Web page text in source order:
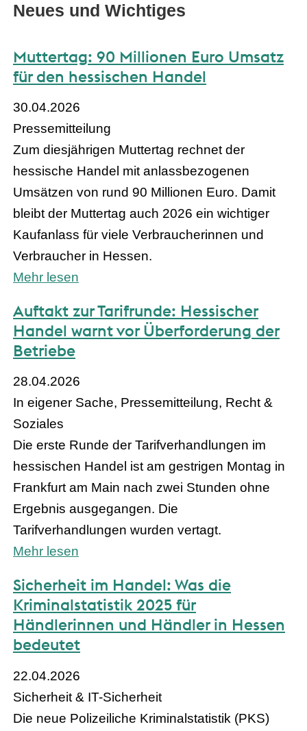
Neues und Wichtiges
Muttertag: 90 Millionen Euro Umsatz
für den hessischen Handel
30.04.2026
Pressemitteilung
Zum diesjährigen Muttertag rechnet der
hessische Handel mit anlassbezogenen
Umsätzen von rund 90 Millionen Euro. Damit
bleibt der Muttertag auch 2026 ein wichtiger
Kaufanlass für viele Verbraucherinnen und
Verbraucher in Hessen.
Mehr lesen
Auftakt zur Tarifrunde: Hessischer
Handel warnt vor Überforderung der
Betriebe
28.04.2026
In eigener Sache, Pressemitteilung, Recht &
Soziales
Die erste Runde der Tarifverhandlungen im
hessischen Handel ist am gestrigen Montag in
Frankfurt am Main nach zwei Stunden ohne
Ergebnis ausgegangen. Die
Tarifverhandlungen wurden vertagt.
Mehr lesen
Sicherheit im Handel: Was die
Kriminalstatistik 2025 für
Händlerinnen und Händler in Hessen
bedeutet
22.04.2026
Sicherheit & IT-Sicherheit
Die neue Polizeiliche Kriminalstatistik (PKS)